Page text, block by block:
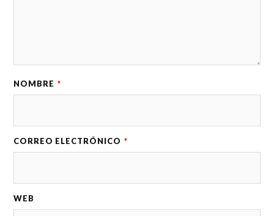
NOMBRE *
CORREO ELECTRÓNICO *
WEB